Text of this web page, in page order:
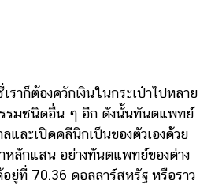
องควักเงินในกระเป๋าไปหลาย
รมชนิดอื่น ๆ อีก ดังนั้นทันตแพทย์
และเปิดคลีนิกเป็นของตัวเองด้วย
หลักแสน อย่างทันตแพทย์ของต่าง
อยู่ที่ 70.36 ดอลลาร์สหรัฐ หรือราว